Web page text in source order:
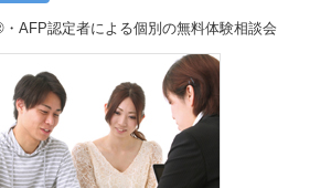
・AFP認定者による個別の無料体験相談会